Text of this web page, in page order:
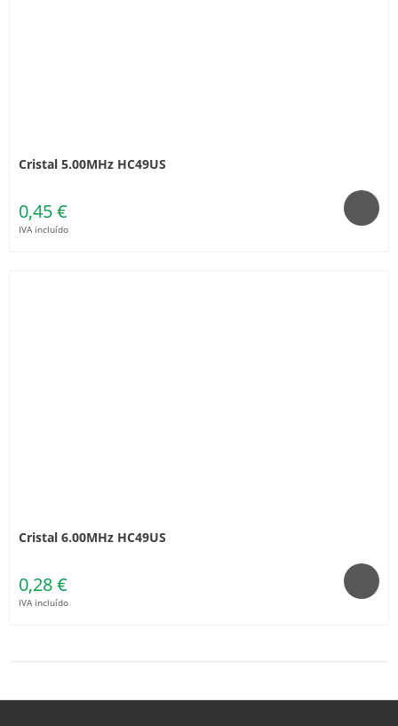
Cristal 5.00MHz HC49US
0,45 €
IVA incluído
Cristal 6.00MHz HC49US
0,28 €
IVA incluído